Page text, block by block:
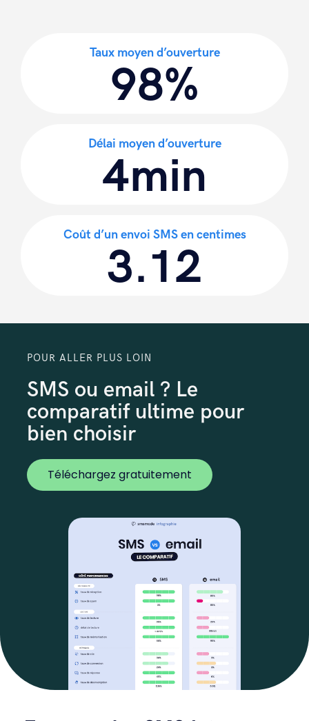
Taux moyen d’ouverture
98%
Délai moyen d’ouverture
4min
Coût d’un envoi SMS en centimes
3.12
POUR ALLER PLUS LOIN
SMS ou email ? Le
comparatif ultime pour
bien choisir
Téléchargez gratuitement